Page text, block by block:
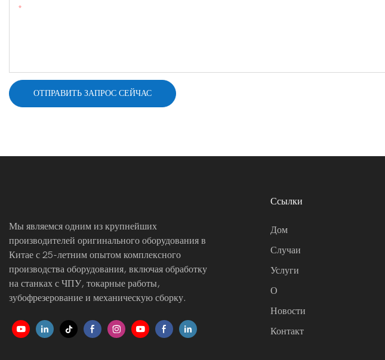
ОТПРАВИТЬ ЗАПРОС СЕЙЧАС
Мы являемся одним из крупнейших
производителей оригинального оборудования в
Китае с 25-летним опытом комплексного
производства оборудования, включая обработку
на станках с ЧПУ, токарные работы,
зубофрезерование и механическую сборку.
Ссылки
Дом
Случаи
Услуги
О
Новости
Контакт